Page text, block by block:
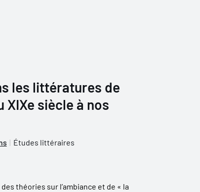
les littératures de
siècle à nos
Études littéraires
théories sur l’ambiance et de « la